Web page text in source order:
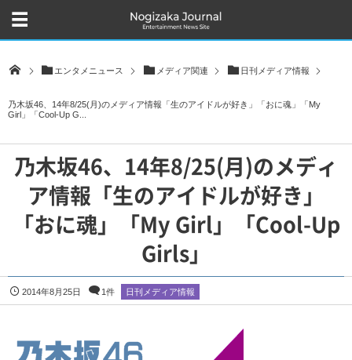
エンタメニュース メディア関連 日刊メディア情報
乃木坂46、14年8/25(月)のメディア情報「生のアイドルが好き」「おに魂」「My
Girl」「Cool-Up G...
乃木坂46、14年8/25(月)のメディ
ア情報「生のアイドルが好き」
「おに魂」「My Girl」「Cool-Up
Girls」
2014年8月25日 1件 日刊メディア情報